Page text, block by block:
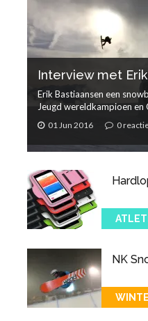
Interview met
Erik Bastiaansen een
Jeugd wereldkampioen
01 Jun 2016 0
NK